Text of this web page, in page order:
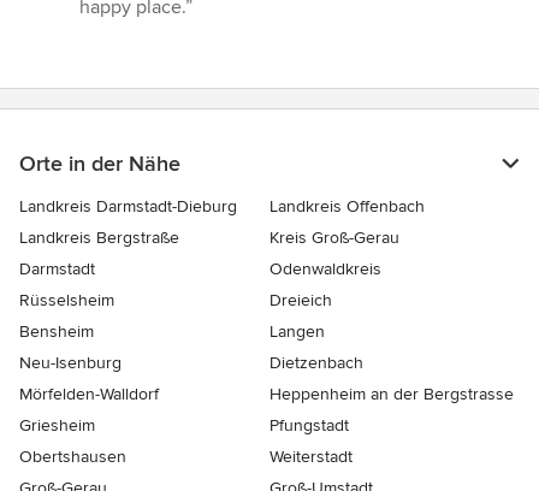
happy place.”
Orte in der Nähe
Landkreis Darmstadt-Dieburg
Landkreis Offenbach
Landkreis Bergstraße
Kreis Groß-Gerau
Darmstadt
Odenwaldkreis
Rüsselsheim
Dreieich
Bensheim
Langen
Neu-Isenburg
Dietzenbach
Mörfelden-Walldorf
Heppenheim an der Bergstrasse
Griesheim
Pfungstadt
Obertshausen
Weiterstadt